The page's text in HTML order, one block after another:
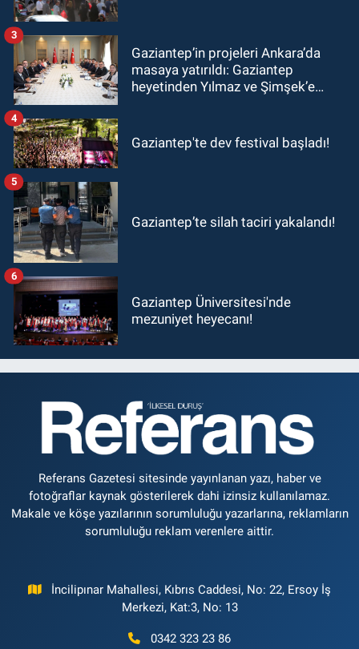
Gaziantep’in projeleri Ankara’da
masaya yatırıldı: Gaziantep
heyetinden Yılmaz ve Şimşek’e
3
Gaziantep'te dev festival başladı!
4
Gaziantep’te silah taciri yakalandı!
5
Gaziantep Üniversitesi'nde
mezuniyet heyecanı!
6
Referans Gazetesi sitesinde yayınlanan yazı, haber ve
fotoğraflar kaynak gösterilerek dahi izinsiz kullanılamaz.
Makale ve köşe yazılarının sorumluluğu yazarlarına, reklamların
sorumluluğu reklam verenlere aittir.
İncilipınar Mahallesi, Kıbrıs Caddesi, No: 22, Ersoy İş
Merkezi, Kat:3, No: 13
0342 323 23 86